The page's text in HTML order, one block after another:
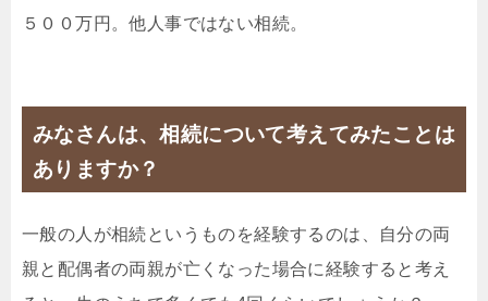
５００万円。他人事ではない相続。
みなさんは、相続について考えてみたことは
ありますか？
一般の人が相続というものを経験するのは、自分の両
親と配偶者の両親が亡くなった場合に経験すると考え